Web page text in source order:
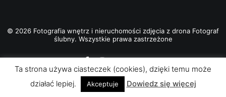
© 2026 Fotografia wnętrz i nieruchomości zdjęcia z drona Fotograf
ślubny. Wszystkie prawa zastrzeżone
Ta strona używa ciasteczek (cookies), dzięki temu może
działać lepiej.
Akceptuje Dowiedz się więcej